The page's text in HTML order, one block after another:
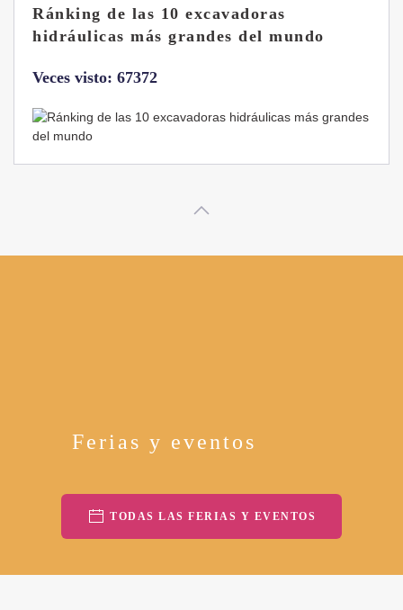
Las ventajas de la excavadora Yanmar
B7 Sigma-6
Veces visto: 32213
Ferias y eventos
TODAS LAS FERIAS Y EVENTOS